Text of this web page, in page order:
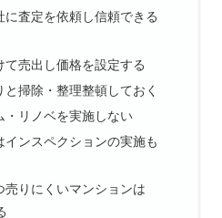
査定を依頼し信頼できる
売出し価格を設定する
掃除・整理整頓しておく
・リノベを実施しない
ンスペクションの実施も
売りにくいマンションは